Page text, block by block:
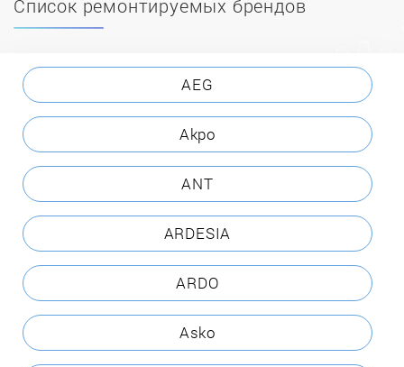
Список ремонтируемых брендов
AEG
Akpo
ANT
ARDESIA
ARDO
Asko